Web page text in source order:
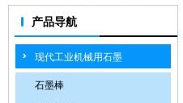
产品导航
现代工业机械用石墨
石墨棒